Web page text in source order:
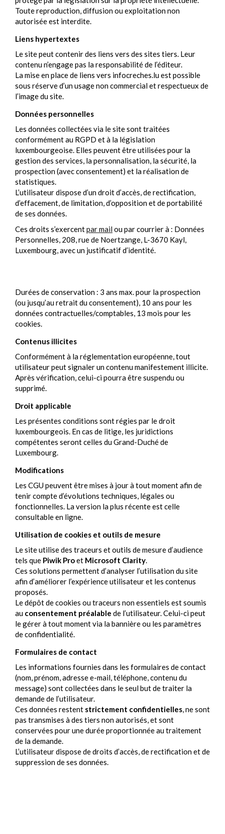
Toute reproduction, diffusion ou exploitation non
autorisée est interdite.
Liens hypertextes
Le site peut contenir des liens vers des sites tiers. Leur
contenu n’engage pas la responsabilité de l’éditeur.
La mise en place de liens vers infocreches.lu est possible
sous réserve d’un usage non commercial et respectueux de
l’image du site.
Données personnelles
Les données collectées via le site sont traitées
conformément au RGPD et à la législation
luxembourgeoise. Elles peuvent être utilisées pour la
gestion des services, la personnalisation, la sécurité, la
prospection (avec consentement) et la réalisation de
statistiques.
L’utilisateur dispose d’un droit d’accès, de rectification,
d’effacement, de limitation, d’opposition et de portabilité
de ses données.
Ces droits s’exercentpar mail ou par courrier à : Données
Personnelles, 208, rue de Noertzange, L-3670 Kayl,
Luxembourg, avec un justificatif d’identité.
Durées de conservation : 3 ans max. pour la prospection
(ou jusqu’au retrait du consentement), 10 ans pour les
données contractuelles/comptables, 13 mois pour les
cookies.
Contenus illicites
Conformément à la réglementation européenne, tout
utilisateur peut signaler un contenu manifestement illicite.
Après vérification, celui-ci pourra être suspendu ou
supprimé.
Droit applicable
Les présentes conditions sont régies par le droit
luxembourgeois. En cas de litige, les juridictions
compétentes seront celles du Grand-Duché de
Luxembourg.
Modifications
Les CGU peuvent être mises à jour à tout moment afin de
tenir compte d’évolutions techniques, légales ou
fonctionnelles. La version la plus récente est celle
consultable en ligne.
Utilisation de cookies et outils de mesure
Le site utilise des traceurs et outils de mesure d’audience
tels que Piwik Proet Microsoft Clarity.
Ces solutions permettent d’analyser l’utilisation du site
afin d’améliorer l’expérience utilisateur et les contenus
proposés.
Le dépôt de cookies ou traceurs non essentiels est soumis
au consentement préalable de l’utilisateur. Celui-ci peut
le gérer à tout moment via la bannière ou les paramètres
de confidentialité.
Formulaires de contact
Les informations fournies dans les formulaires de contact
(nom, prénom, adresse e-mail, téléphone, contenu du
message) sont collectées dans le seul but de traiter la
demande de l’utilisateur.
Ces données restent strictement confidentielles, ne sont
pas transmises à des tiers non autorisés, et sont
conservées pour une durée proportionnée au traitement
de la demande.
L’utilisateur dispose de droits d’accès, de rectification et de
suppression de ses données.